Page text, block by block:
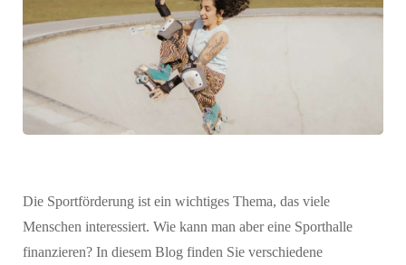
Die Sportförderung ist ein wichtiges Thema, das viele
Menschen interessiert. Wie kann man aber eine Sporthalle
finanzieren? In diesem Blog finden Sie verschiedene